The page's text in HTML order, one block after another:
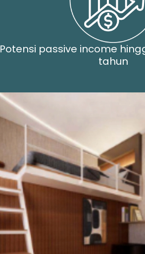
Potensi passive income
tahun